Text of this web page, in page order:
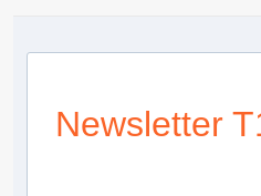
Newsletter